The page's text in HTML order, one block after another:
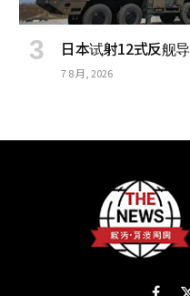
日本试射12式反舰
7 8 月, 2026